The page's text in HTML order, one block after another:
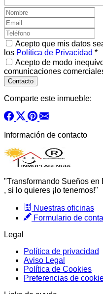
Acepto que mis datos
los Política de Privacidad *
Acepto de modo
comunicaciones
Comparte este inmueble:
Información de contacto
"Transformando Sueños
, si lo quieres ¡lo tenemos!"
Nuestras oficinas
Formulario de
Legal
Política de privacidad
Aviso Legal
Política de Cookies
Preferencias de